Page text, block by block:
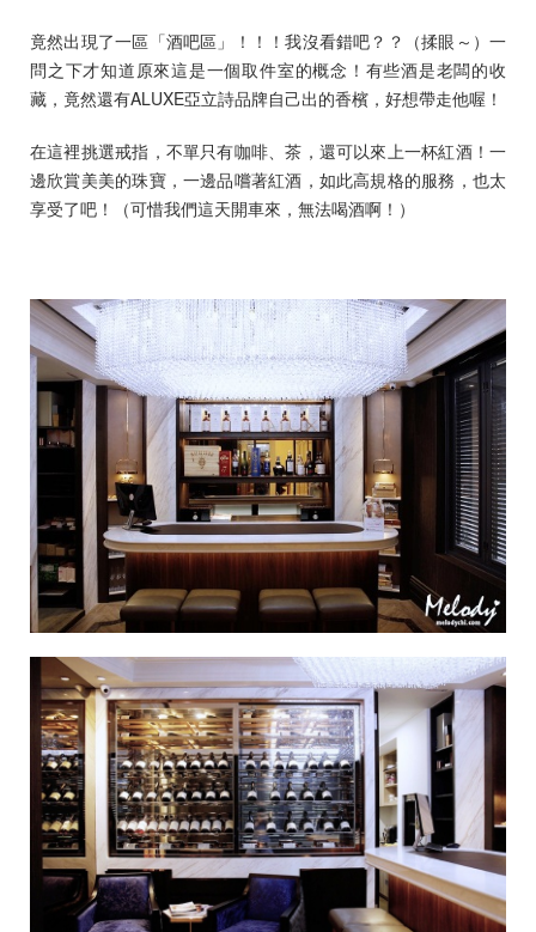
竟然出現了一區「酒吧區」！！！我沒看錯吧？？（揉眼～）一
問之下才知道原來這是一個取件室的概念！有些酒是老闆的收
藏，竟然還有ALUXE亞立詩品牌自己出的香檳，好想帶走他喔！
在這裡挑選戒指，不單只有咖啡、茶，還可以來上一杯紅酒！一
邊欣賞美美的珠寶，一邊品嚐著紅酒，如此高規格的服務，也太
享受了吧！（可惜我們這天開車來，無法喝酒啊！）